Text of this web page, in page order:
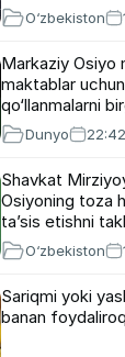
O‘zbekiston
Markaziy Osiyo
maktablar
qo‘llanmalarni
Dunyo
Shavkat
Osiyoning toza
taʼsis etishni
O‘zbekiston
Sariqmi yoki
banan